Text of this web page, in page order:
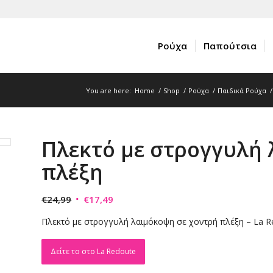
Ρούχα Παπούτσια
You are here: Home / Shop / Ρούχα / Παιδικά Ρούχα /
Πλεκτό με
πλέξη
€24,99 Original
was:
€24,99.
€17,49
τιμή
είναι:
€17,49.
Πλεκτό με στρογγυλή λαιμόκοψη σε χοντρή πλέξη – La
Δείτε το στο La Redoute